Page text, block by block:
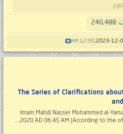
12:30 AM
The Series of Clarifications
-2- Imam Mahdi Nasser Mohammed al-
2020 AD 06:45 AM (According to the